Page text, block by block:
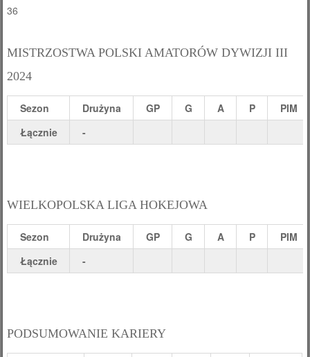
36
MISTRZOSTWA POLSKI AMATORÓW DYWIZJI III
2024
Sezon Drużyna GP G A P
PIM
Łącznie
-
WIELKOPOLSKA LIGA HOKEJOWA
Sezon Drużyna GP G A P
PIM
Łącznie
-
PODSUMOWANIE KARIERY